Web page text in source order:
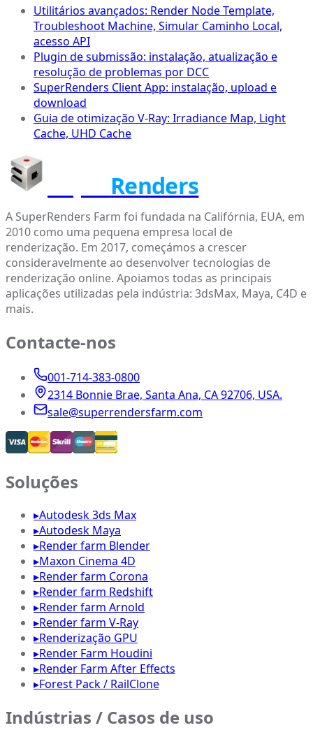
Utilitários avançados: Render Node Template,
Troubleshoot Machine, Simular Caminho Local,
acesso API
Plugin de submissão: instalação, atualização e
resolução de problemas por DCC
SuperRenders Client App: instalação, upload e
download
Guia de otimização V-Ray: Irradiance Map, Light
Cache, UHD Cache
Renders
A SuperRenders Farm foi fundada na Califórnia, EUA, em
2010 como uma pequena empresa local de
renderização. Em 2017, começámos a crescer
consideravelmente ao desenvolver tecnologias de
renderização online. Apoiamos todas as principais
aplicações utilizadas pela indústria: 3dsMax, Maya, C4D e
mais.
Contacte-nos
001-714-383-0800
2314 Bonnie Brae, Santa Ana, CA 92706, USA.
sale@superrendersfarm.com
Soluções
▸Autodesk 3ds Max
▸Autodesk Maya
▸Render farm Blender
▸Maxon Cinema 4D
▸Render farm Corona
▸Render farm Redshift
▸Render farm Arnold
▸Render farm V-Ray
▸Renderização GPU
▸Render Farm Houdini
▸Render Farm After Effects
▸Forest Pack / RailClone
Indústrias / Casos de uso